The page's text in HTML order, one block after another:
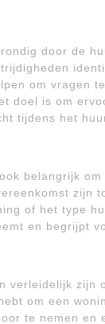
door de
om vragen
doel is om
tijdens het
belangrijk
zijn
of het type
en begrijpt
verleidelijk zijn
om een
te nemen en